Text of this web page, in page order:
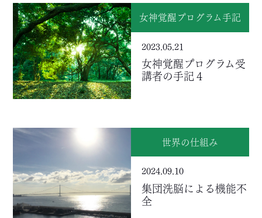
女神覚醒プログラム手記
2023.05.21
女神覚醒プログラム受
講者の手記４
世界の仕組み
2024.09.10
集団洗脳による機能不
全